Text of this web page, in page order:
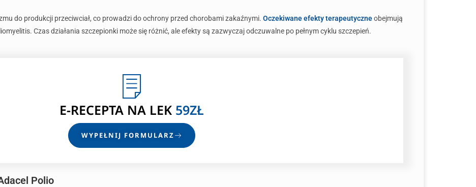
do produkcji przeciwciał, co prowadzi do ochrony przed chorobami zakaźnymi. Oczekiwane efekty terapeutyczneobejmują
Czas działania szczepionki może się różnić, ale efekty są zazwyczaj odczuwalne po pełnym cyklu szczepień.
E-RECEPTA NA LEK 59ZŁ
WYPEŁNIJ FORMULARZ
Polio